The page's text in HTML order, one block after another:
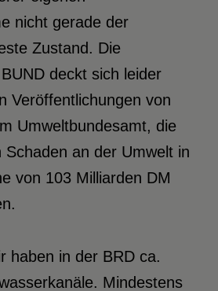
nicht gerade der
Zustand. Die
deckt sich leider
Veröffentlichungen von
Umweltbundesamt, die
Schaden an der Umwelt in
von 103 Milliarden DM
haben in der BRD ca.
Mindestens